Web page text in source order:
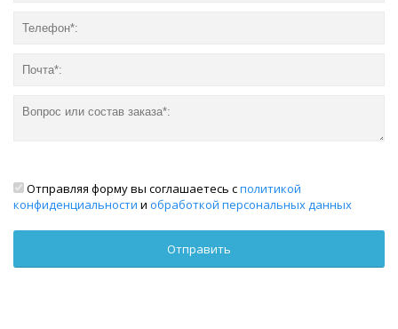
Отправляя форму вы соглашаетесь сполитикой
конфиденциальности и обработкой персональных данных